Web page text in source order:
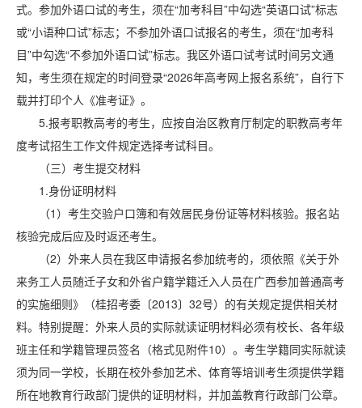
式。参加外语口试的考生，须在“加考科目”中勾选“英语口试”标志
或“小语种口试”标志；不参加外语口试报名的考生，须在“加考科
目”中勾选“不参加外语口试”标志。我区外语口试考试时间另文通
知，考生须在规定的时间登录“2026年高考网上报名系统”，自行下
载并打印个人《准考证》。
5.报考职教高考的考生，应按自治区教育厅制定的职教高考年
度考试招生工作文件规定选择考试科目。
（三）考生提交材料
1.身份证明材料
（1）考生交验户口簿和有效居民身份证等材料核验。报名站
核验完成后应及时返还考生。
（2）外来人员在我区申请报名参加统考的，须依照《关于外
来务工人员随迁子女和外省户籍学籍迁入人员在广西参加普通高考
的实施细则》（桂招考委〔2013〕32号）的有关规定提供相关材
料。特别提醒：外来人员的实际就读证明材料必须有校长、各年级
班主任和学籍管理员签名（格式见附件10）。考生学籍同实际就读
须为同一学校，长期在校外参加艺术、体育等培训考生须提供学籍
所在地教育行政部门提供的证明材料，并加盖教育行政部门公章。